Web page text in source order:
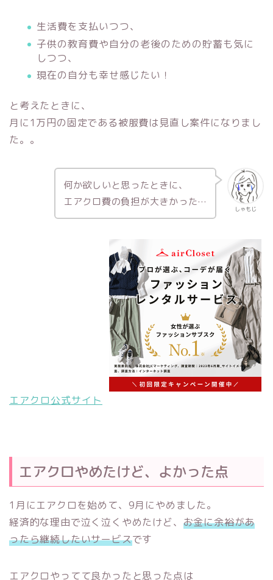
生活費を支払いつつ、
子供の教育費や自分の老後のための貯蓄も気に
しつつ、
現在の自分も幸せ感じたい！
と考えたときに、
月に1万円の固定である被服費は見直し案件になりまし
た。。
しゃもじ
何か欲しいと思ったときに、
エアクロ費の負担が大きかった…
エアクロ公式サイト
エアクロやめたけど、よかった点
1月にエアクロを始めて、9月にやめました。
経済的な理由で泣く泣くやめたけど、 お金に余裕があ
ったら継続したいサービスです
エアクロやってて良かったと思った点は